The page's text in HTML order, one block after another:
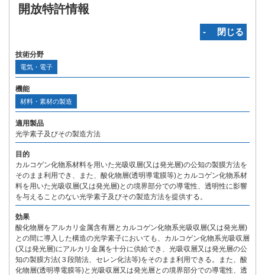
開放特許情報
‐ 閉じる
技術分野
電気・電子
機能
材料・素材の製造
適用製品
光学素子及びその製造方法
目的
カルコゲン化物系材料を用いた光吸収層(又は発光層)の公知の製膜方法を
そのまま利用でき、また、酸化物層(透明導電膜等)とカルコゲン化物系材
料を用いた光吸収層(又は発光層)との境界部分での導電性、透明性に影響
を与えることのない光学素子及びその製造方法を提供する。
効果
酸化物層をアルカリ金属含有層とカルコゲン化物系光吸収層(又は発光層)
との間に導入した構造の光学素子においても、カルコゲン化物系光吸収層
(又は発光層)にアルカリ金属を十分に供給でき、光吸収層又は発光層の公
知の製膜方法(３段階法、セレン化法等)をそのまま利用できる。また、酸
化物層(透明導電膜等)と光吸収層又は発光層との境界部分での導電性、透